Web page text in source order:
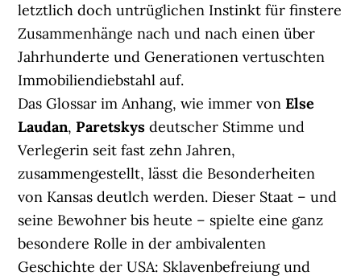
letztlich doch untrüglichen Instinkt für finstere
Zusammenhänge nach und nach einen über
Jahrhunderte und Generationen vertuschten
Immobiliendiebstahl auf.
Das Glossar im Anhang, wie immer vonElse
Laudan,Paretskys deutscher Stimme und
Verlegerin seit fast zehn Jahren,
zusammengestellt, lässt die Besonderheiten
von Kansas deutlch werden. Dieser Staat – und
seine Bewohner bis heute – spielte eine ganz
besondere Rolle in der ambivalenten
Geschichte der USA: Sklavenbefreiung und